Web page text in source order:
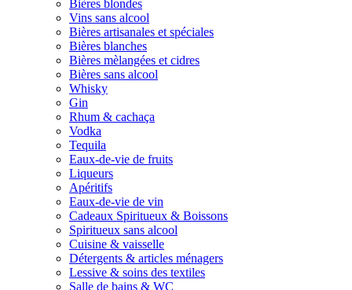
Bières blondes
Vins sans alcool
Bières artisanales et spéciales
Bières blanches
Bières mèlangées et cidres
Bières sans alcool
Whisky
Gin
Rhum & cachaça
Vodka
Tequila
Eaux-de-vie de fruits
Liqueurs
Apéritifs
Eaux-de-vie de vin
Cadeaux Spiritueux & Boissons
Spiritueux sans alcool
Cuisine & vaisselle
Détergents & articles ménagers
Lessive & soins des textiles
Salle de bains & WC